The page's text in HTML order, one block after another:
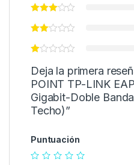
Deja la primera
POINT TP-LINK
Gigabit-Doble
Techo)”
Puntuación